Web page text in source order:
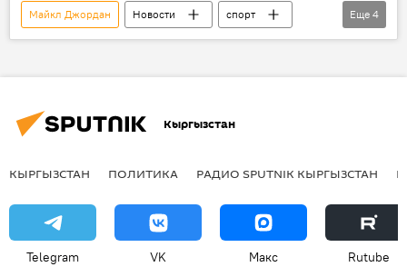
Майкл Джордан Новости
спорт
В мире
Forbes
баскетбол
Еще 4
Кыргызстан
КЫРГЫЗСТАН ПОЛИТИКА РАДИО SPUTNIK КЫРГЫЗСТАН
Telegram VK Макс Rutube